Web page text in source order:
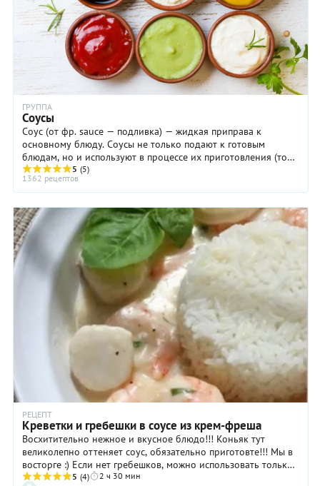
ГРУППА
Соусы
Соус (от фр. sauce — подливка) — жидкая приправа к
основному блюду. Соусы не только подают к готовым
блюдам, но и используют в процессе их приготовления (то
есть брезеруют продукты в соусе или ...
5 (5)
1362 рецептов
РЕЦЕПТ
Креветки и гребешки в соусе из крем-фреша
Восхитительно нежное и вкусное блюдо!!! Коньяк тут
великолепно оттеняет соус, обязательно приготовте!!! Мы в
восторге :) Если нет гребешков, можно использовать только
креветки (сырые!) Крем-фреш - изумительный, лучше любого
5 (4) 2 ч 30 мин